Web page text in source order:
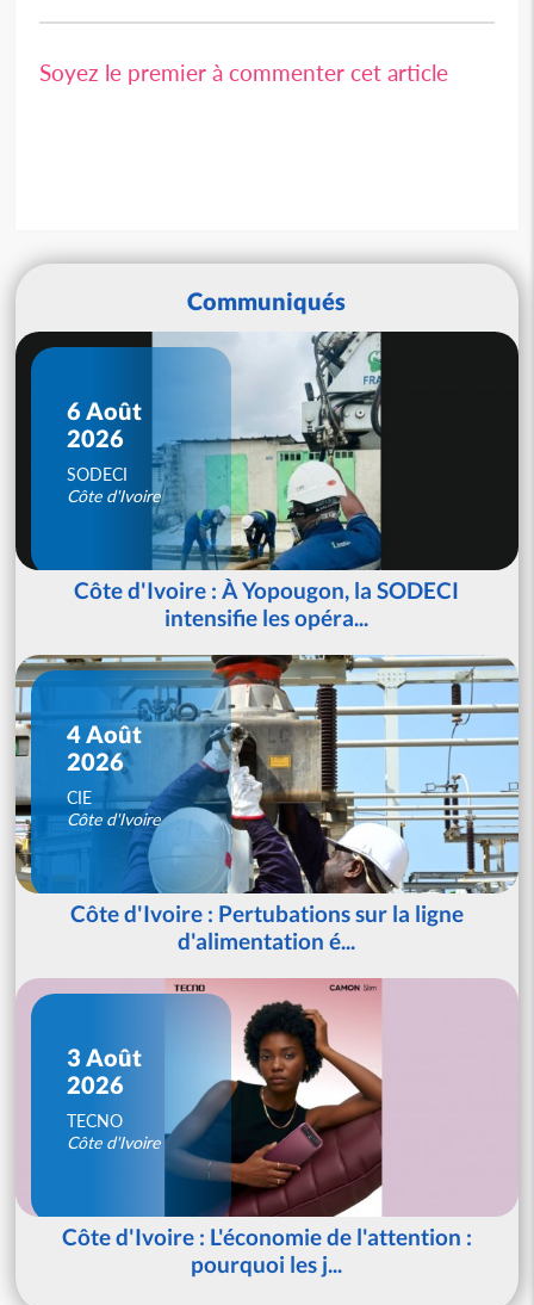
Soyez le premier à commenter cet article
Communiqués
6 Août
2026
SODECI
Côte d'Ivoire
Côte d'Ivoire : À Yopougon, la SODECI
intensifie les opéra...
4 Août
2026
CIE
Côte d'Ivoire
Côte d'Ivoire : Pertubations sur la ligne
d'alimentation é...
3 Août
2026
TECNO
Côte d'Ivoire
Côte d'Ivoire : L'économie de l'attention :
pourquoi les j...